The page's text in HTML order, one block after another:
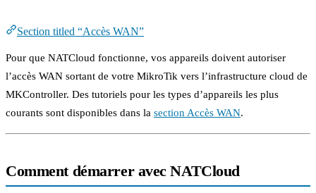
Section titled “Accès WAN”
Pour que NATCloud fonctionne, vos appareils doivent autoriser
l’accès WAN sortant de votre MikroTik vers l’infrastructure cloud de
MKController. Des tutoriels pour les types d’appareils les plus
courants sont disponibles dans la section Accès WAN.
Comment démarrer avec NATCloud